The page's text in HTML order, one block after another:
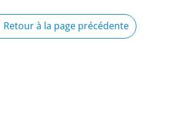
Retour à la page précédente